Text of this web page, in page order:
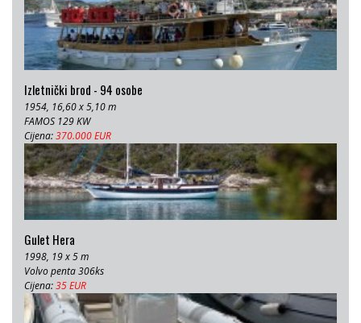
Izletnički brod - 94 osobe
1954, 16,60 x 5,10 m
FAMOS 129 KW
Cijena:370.000 EUR
Gulet Hera
1998, 19 x 5 m
Volvo penta 306ks
Cijena:35 EUR